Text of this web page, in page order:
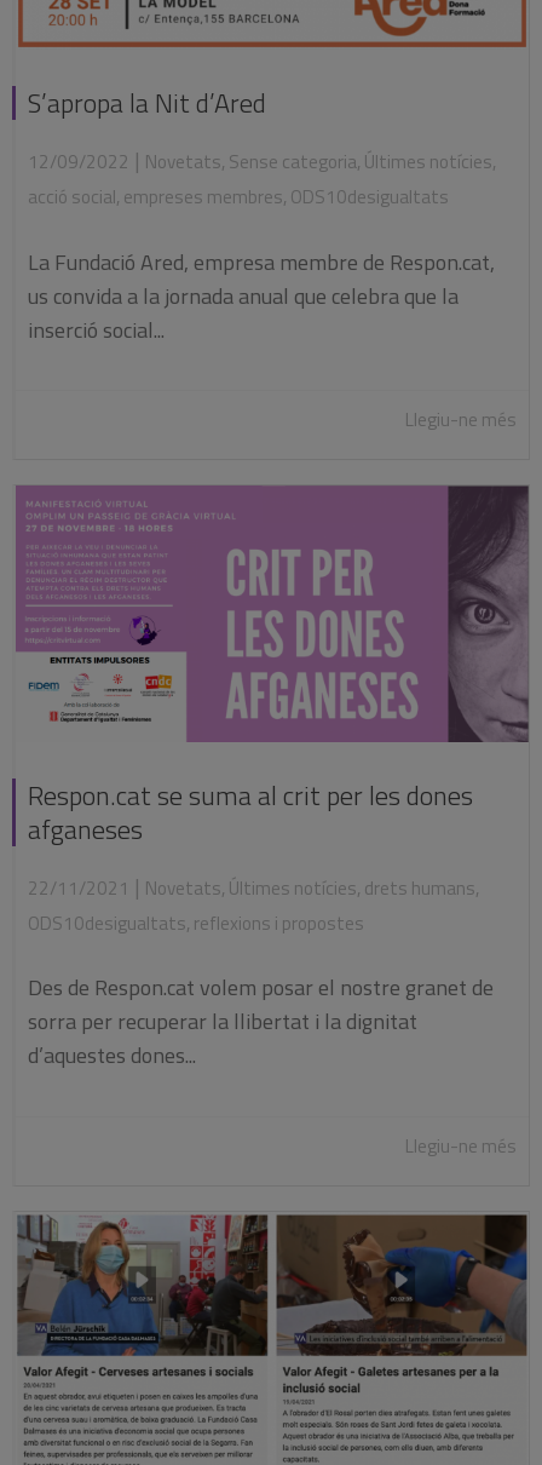
S’apropa la Nit d’Ared
12/09/2022 | Novetats, Sense categoria, Últimes notícies,
acció social, empreses membres, ODS10desigualtats
La Fundació Ared, empresa membre de Respon.cat,
us convida a la jornada anual que celebra que la
inserció social...
Llegiu-ne més
Respon.cat se suma al crit per les dones
afganeses
22/11/2021 | Novetats, Últimes notícies, drets humans,
ODS10desigualtats, reflexions i propostes
Des de Respon.cat volem posar el nostre granet de
sorra per recuperar la llibertat i la dignitat
d’aquestes dones...
Llegiu-ne més